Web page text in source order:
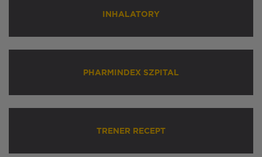
INHALATORY
PHARMINDEX SZPITAL
TRENER RECEPT